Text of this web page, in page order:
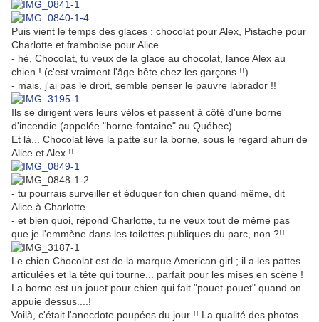
Puis vient le temps des glaces : chocolat pour Alex, Pistache pour
Charlotte et framboise pour Alice.
- hé, Chocolat, tu veux de la glace au chocolat, lance Alex au
chien ! (c'est vraiment l'âge bête chez les garçons !!).
- mais, j'ai pas le droit, semble penser le pauvre labrador !!
Ils se dirigent vers leurs vélos et passent à côté d'une borne
d'incendie (appelée "borne-fontaine" au Québec).
Et là... Chocolat lève la patte sur la borne, sous le regard ahuri de
Alice et Alex !!
- tu pourrais surveiller et éduquer ton chien quand même, dit
Alice à Charlotte.
- et bien quoi, répond Charlotte, tu ne veux tout de même pas
que je l'emmène dans les toilettes publiques du parc, non ?!!
Le chien Chocolat est de la marque American girl ; il a les pattes
articulées et la tête qui tourne... parfait pour les mises en scène !
La borne est un jouet pour chien qui fait "pouet-pouet" quand on
appuie dessus....!
Voilà, c'était l'anecdote poupées du jour !! La qualité des photos